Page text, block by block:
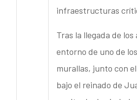
infraestructuras
Tras la llegada de
entorno de uno de
murallas, junto con
bajo el reinado de